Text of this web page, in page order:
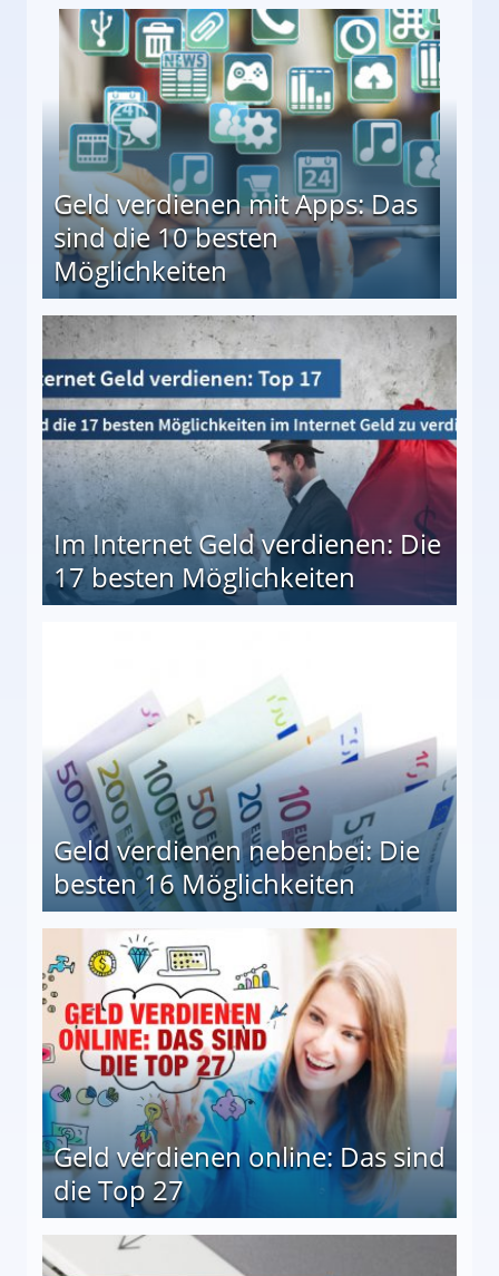
↻ Täglich neue Produkttests
Geld verdienen mit Apps: Das
sind die 10 besten
Möglichkeiten
besten Möglichkeiten
Im Internet Geld verdienen: Die
17 besten Möglichkeiten
Geld verdienen nebenbei: Die
besten 16 Möglichkeiten
Geld verdienen online: Das sind
die Top 27